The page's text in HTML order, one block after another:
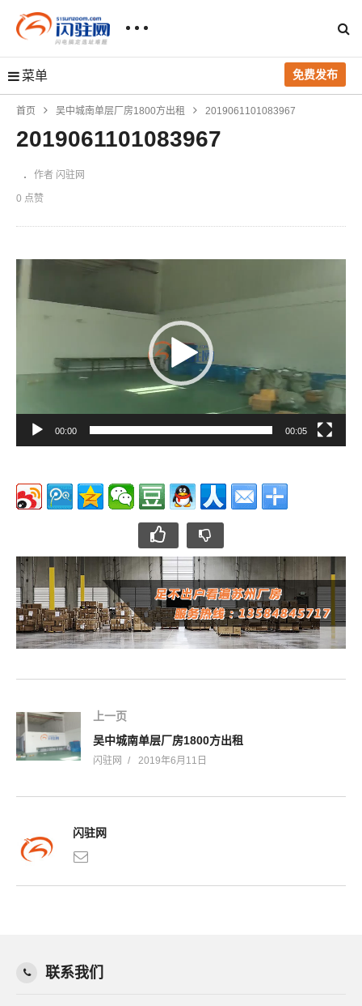
菜单 免费发布
首页 吴中城南单层厂房1800方出租 2019061101083967
2019061101083967
作者 闪驻网
0 点赞
00:00 00:05
上一页
吴中城南单层厂房1800方出租
闪驻网 2019年6月11日
闪驻网
联系我们